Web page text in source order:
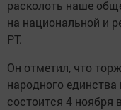
расколоть наше
на национальной и
РТ.
Он отметил, что
народного
состоится 4 ноября